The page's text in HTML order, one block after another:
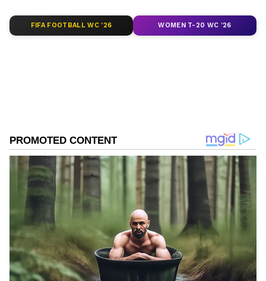
ಆರಂಭಿಸಲಾಗಿದ್ದು, ಇದಕ್ಕೆ 'ಕಾಗ್ನಿಜೆಂಟ್ ಏಸ್ ಟೀಮ್' ಎಂದು
ಹೆಸರಿಡಲಾಗಿದೆ. ಅತ್ಯುತ್ತಮ ಎಂಜಿನಿಯರಿಂಗ್
ಸಮಗ್ರ ಸುದ್ದಿ ಮೂಲವನ್ನಾಗಿ asianet suvarna news ಅನ್ನು
ಆಯ್ಕೆ ಮಾಡಿಕೊಳ್ಳಿ
FIFA FOOTBALL WC '26 WOMEN T-20 WC '26